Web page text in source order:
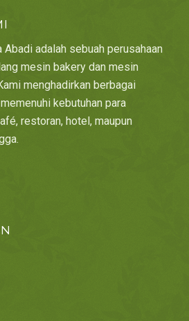
adalah sebuah perusahaan
mesin bakery dan mesin
menghadirkan berbagai
kebutuhan para
restoran, hotel, maupun